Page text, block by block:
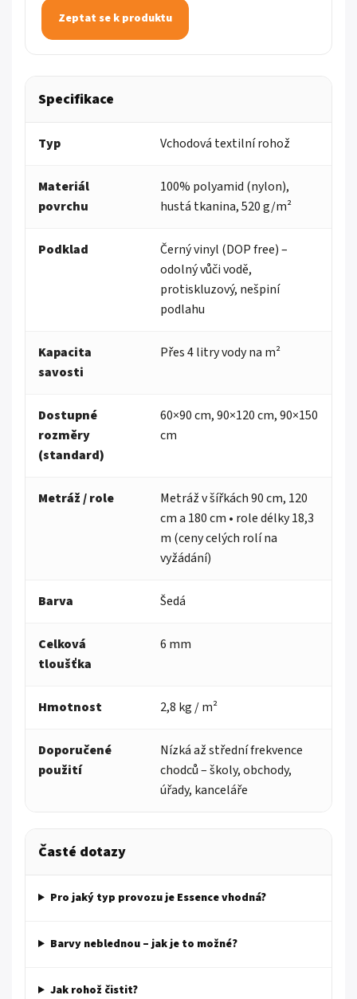
Zeptat se k produktu
Specifikace
Typ Vchodová textilní rohož
Materiál
povrchu
100% polyamid (nylon),
hustá tkanina, 520 g/m²
Podklad
Černý vinyl (DOP free) –
odolný vůči vodě,
protiskluzový, nešpiní
podlahu
Kapacita
savosti
Přes 4 litry vody na m²
Dostupné
rozměry
(standard)
60×90 cm, 90×120 cm, 90×150
cm
Metráž / role
Metráž v šířkách 90 cm, 120
cm a 180 cm • role délky 18,3
m (ceny celých rolí na
vyžádání)
Barva Šedá
Celková
tloušťka
6 mm
Hmotnost 2,8 kg / m²
Doporučené
použití
Nízká až střední frekvence
chodců – školy, obchody,
úřady, kanceláře
Časté dotazy
Pro jaký typ provozu je Essence vhodná?
Barvy neblednou – jak je to možné?
Jak rohož čistit?